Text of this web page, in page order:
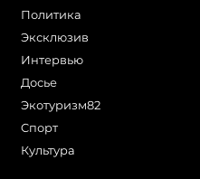
Политика
Эксклюзив
Интервью
Досье
Экотуризм82
Cпорт
Культура